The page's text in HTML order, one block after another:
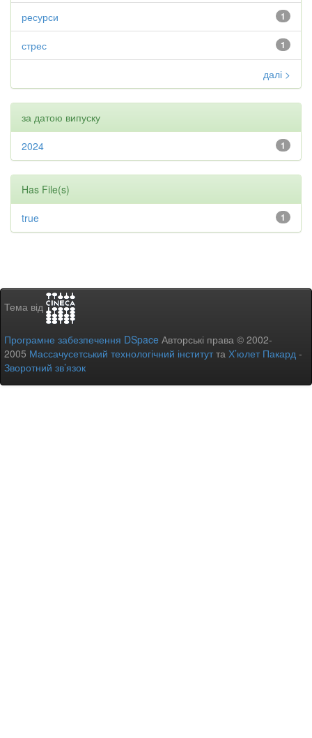
1
ресурси
1
стрес
далі >
за датою випуску
1
2024
Has File(s)
1
true
Тема від
Програмне забезпечення DSpace Авторські права © 2002-
2005 Массачусетський технологічний інститутта Х’юлет Пакард -
Зворотний зв’язок